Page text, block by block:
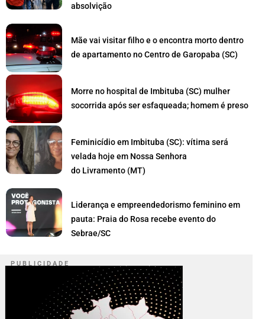
absolvição
Mãe vai visitar filho e o encontra morto dentro
de apartamento no Centro de Garopaba (SC)
Morre no hospital de Imbituba (SC) mulher
socorrida após ser esfaqueada; homem é preso
Feminicídio em Imbituba (SC): vítima será
velada hoje em Nossa Senhora
do Livramento (MT)
Liderança e empreendedorismo feminino em
pauta: Praia do Rosa recebe evento do
Sebrae/SC
P U B L I C I D A D E